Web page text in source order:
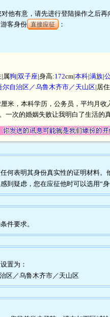
他有意，请先进行登陆操作之后
客身份 直接应征 ：
|属狗|双子座|身高:172cm|本科|满族|
尔自治区／乌鲁木齐市／天山区|居
米，本科学历，公务员，平均月
一次的婚姻失败让我明白了生活的
何表明其身份真实性的证明材料。
到疑虑，您在应征他时可以选用“
件要求。
置为：
区／乌鲁木齐市／天山区